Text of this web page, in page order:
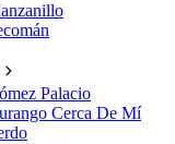
Palacio
Cerca De Mí